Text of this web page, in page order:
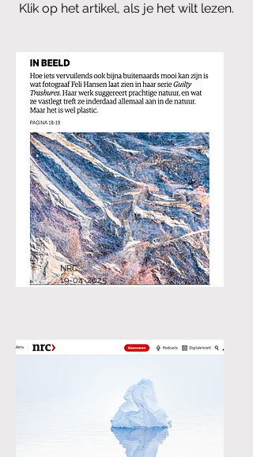
Klik op het artikel, als je het wilt lezen.
NRC
19-04-2025